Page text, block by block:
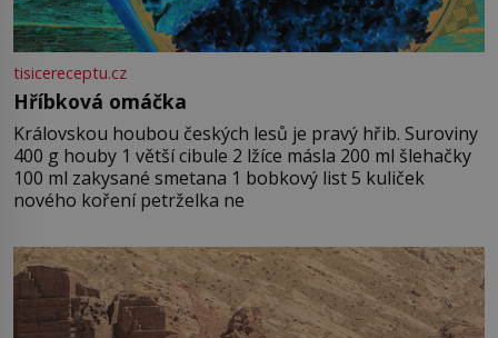
tisicereceptu.cz
Hříbková omáčka
Královskou houbou českých lesů je pravý hřib. Suroviny
400 g houby 1 větší cibule 2 lžíce másla 200 ml šlehačky
100 ml zakysané smetana 1 bobkový list 5 kuliček
nového koření petrželka ne